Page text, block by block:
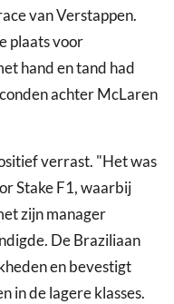
van Verstappen.
plaats voor
hand en tand had
achter McLaren
verrast. "Het was
Stake F1, waarbij
zijn manager
De Braziliaan
en bevestigt
in de lagere klasses.